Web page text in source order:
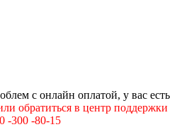
с онлайн оплатой, у вас есть
обратиться в центр поддержки
-300 -80-15